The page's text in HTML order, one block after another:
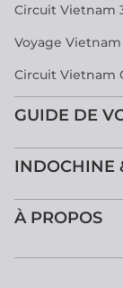
Circuit Vietnam
Voyage
Circuit Vietnam
GUIDE DE
INDOCHINE
À PROPOS